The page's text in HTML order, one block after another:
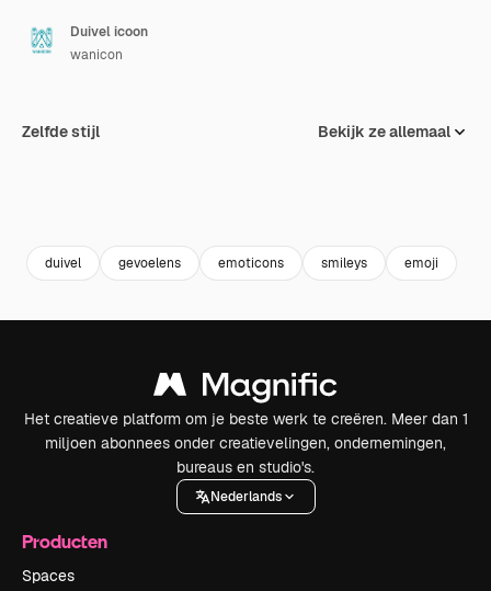
Duivel icoon
wanicon
Zelfde stijl Bekijk ze allemaal
duivel gevoelens emoticons smileys emoji
Het creatieve platform om je beste werk te creëren. Meer dan 1
miljoen abonnees onder creatievelingen, ondernemingen,
bureaus en studio's.
Nederlands
Producten
Spaces